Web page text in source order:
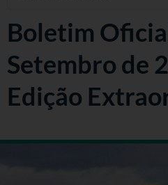
Boletim
Setembro de
Edição